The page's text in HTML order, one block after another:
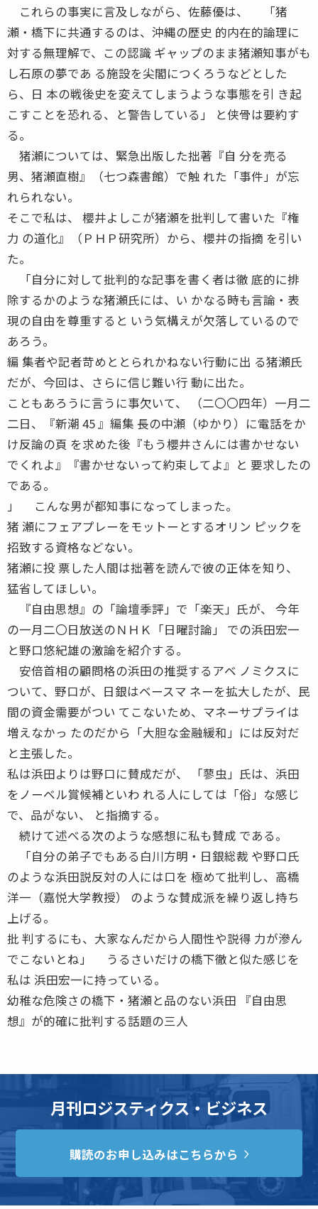
これらの事実に言及しながら、佐藤優は、 「猪
瀬・橋下に共通するのは、沖縄の歴史 的内在的論理に
対する無理解で、この認識 ギャップのまま猪瀬知事がも
し石原の夢であ る施設を尖閣につくろうなどとした
ら、日 本の戦後史を変えてしまうような事態を引 き起
こすことを恐れる、と警告している」 と侠骨は要約す
る。
猪瀬については、緊急出版した拙著『自 分を売る
男、猪瀬直樹』（七つ森書館）で触 れた「事件」が忘
れられない。
そこで私は、 櫻井よしこが猪瀬を批判して書いた『権
力 の道化』（ＰＨＰ研究所）から、櫻井の指摘 を引い
た。
「自分に対して批判的な記事を書く者は徹 底的に排
除するかのような猪瀬氏には、い かなる時も言論・表
現の自由を尊重すると いう気構えが欠落しているので
あろう。
編 集者や記者苛めととられかねない行動に出 る猪瀬氏
だが、今回は、さらに信じ難い行 動に出た。
こともあろうに言うに事欠いて、 （二〇〇四年）一月二
二日、『新潮 45 』編集 長の中瀬（ゆかり）に電話をか
け反論の頁 を求めた後『もう櫻井さんには書かせない
でくれよ』『書かせないって約束してよ』と 要求したの
である。
」 こんな男が都知事になってしまった。
猪 瀬にフェアプレーをモットーとするオリン ピックを
招致する資格などない。
猪瀬に投 票した人間は拙著を読んで彼の正体を知り、
猛省してほしい。
『自由思想』の「論壇季評」で「楽天」氏が、 今年
の一月二〇日放送のＮＨＫ「日曜討論」 での浜田宏一
と野口悠紀雄の激論を紹介する。
安倍首相の顧問格の浜田の推奨するアベ ノミクスに
ついて、野口が、日銀はベースマ ネーを拡大したが、民
間の資金需要がつい てこないため、マネーサプライは
増えなかっ たのだから「大胆な金融緩和」には反対だ
と主張した。
私は浜田よりは野口に賛成だが、 「蓼虫」氏は、浜田
をノーベル賞候補といわ れる人にしては「俗」な感じ
で、品がない、 と指摘する。
続けて述べる次のような感想に私も賛成 である。
「自分の弟子でもある白川方明・日銀総裁 や野口氏
のような浜田説反対の人には口を 極めて批判し、高橋
洋一（嘉悦大学教授） のような賛成派を繰り返し持ち
上げる。
批 判するにも、大家なんだから人間性や説得 力が滲ん
でこないとね」 うるさいだけの橋下徹と似た感じを
私は 浜田宏一に持っている。
幼稚な危険さの橋下・猪瀬と品のない浜田 『自由思
想』が的確に批判する話題の三人
月刊ロジスティクス・ビジネス
購読のお申し込みはこちらから